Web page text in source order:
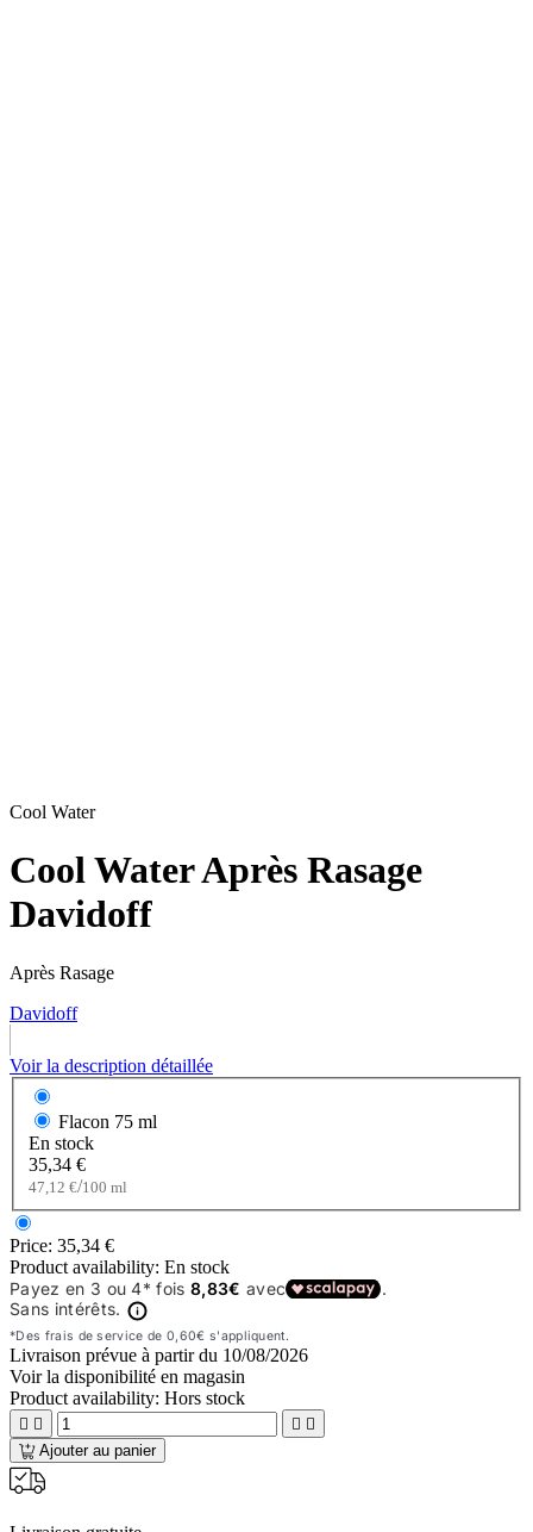
Cool Water
Cool Water Après Rasage
Davidoff
Après Rasage
Davidoff
Voir la description détaillée
Flacon 75 ml
En stock
35,34 €
47,12 €/100 ml
Price: 35,34 €
Product availability: En stock
Livraison prévue à partir du 10/08/2026
Voir la disponibilité en magasin
Product availability: Hors stock
   
Ajouter au panier